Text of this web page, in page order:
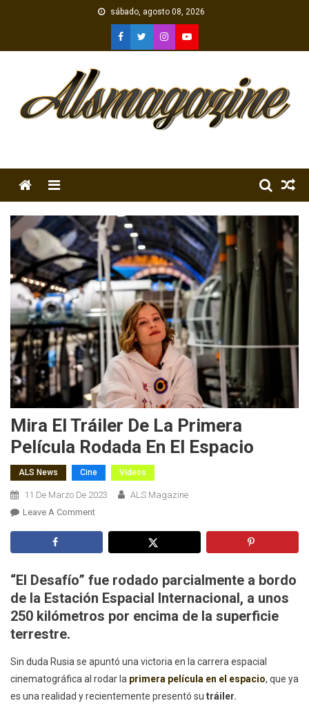
sábado, agosto 08, 2026
Menu
Mira El Tráiler De La Primera
Película Rodada En El Espacio
ALS News Cine Videos
11 De Marzo De 2023
ALS Magazine
Leave A CommentOn
La
Primera
Película
El
Espacio
“El Desafío” fue rodado parcialmente a bordo
de la Estación Espacial Internacional, a unos
250 kilómetros por encima de la superficie
terrestre.
Sin duda Rusia se apuntó una victoria en la carrera espacial
cinematográfica al rodar la primera película en el espacio, que ya
es una realidad y recientemente presentó su tráiler.